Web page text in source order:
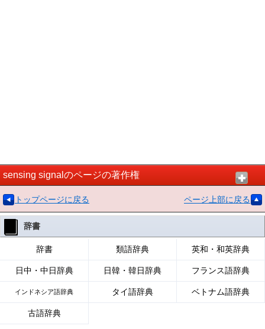
sensing signalのページの著作権
トップページに戻る ページ上部に戻る
辞書
辞書 類語辞典 英和・和英辞典
日中・中日辞典 日韓・韓日辞典 フランス語辞典
インドネシア語辞典 タイ語辞典 ベトナム語辞典
古語辞典